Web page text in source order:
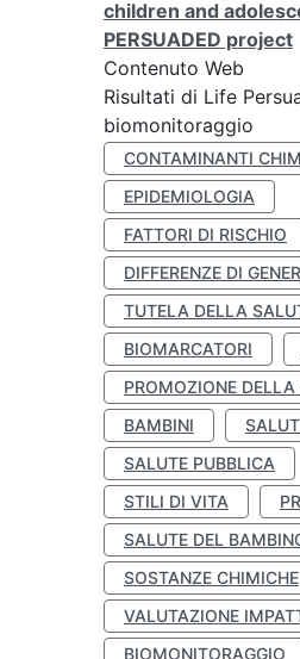
children and
PERSUADED project
Contenuto Web
Risultati di Life
biomonitoraggio
CONTAMINANTI
EPIDEMIOLOGIA
FATTORI DI RISCHIO
DIFFERENZE DI
TUTELA DELLA
BIOMARCATORI
PROMOZIONE DELLA
BAMBINI
SALUTE PUBBLICA
STILI DI VITA
SALUTE DEL
SOSTANZE CHIMICHE
VALUTAZIONE
BIOMONITORAGGIO